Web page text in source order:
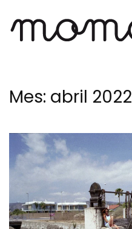
Ir
Mes: abril 2022